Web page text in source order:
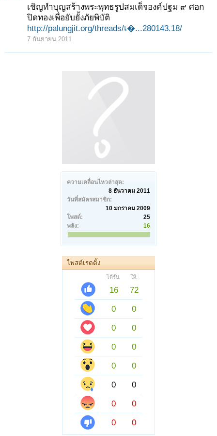
ความเคลื่อนไหวล่าสุด:
8 ธันวาคม 2011
วันที่สมัครสมาชิก:
10 มกราคม 2009
โพสต์:
25
พลัง:
16
โพสต์เรตติ้ง
ได้รับ: ให้:
16
72
0
0
0
0
0
0
0
0
0
0
0
0
0
0
เชิญทำบุญสร้างพระพุทธรูปสมเด็จองค์ปฐม ๙ ศอก
ปิดทองเพื่อยับยั้งภัยพิบัติ
http://palungjit.org/threads/เ�...280143.18/
7 กันยายน 2011